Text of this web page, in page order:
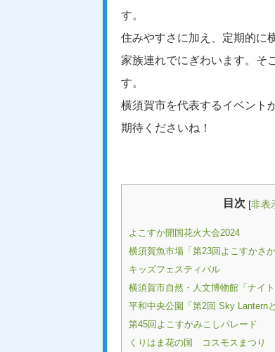
す。
住みやすさに加え、定期的に
家族連れでにぎわいます。そ
す。
横須賀市を代表するイベント
期待くださいね！
目次 [非表
よこすか開国花火大会2024
横須賀魚市場「第23回よこすかさか
キッズフェスティバル
横須賀市自然・人文博物館「ナイト
平和中央公園「第2回 Sky Lantern
第45回よこすかみこしパレード
くりはま花の国 コスモスまつり